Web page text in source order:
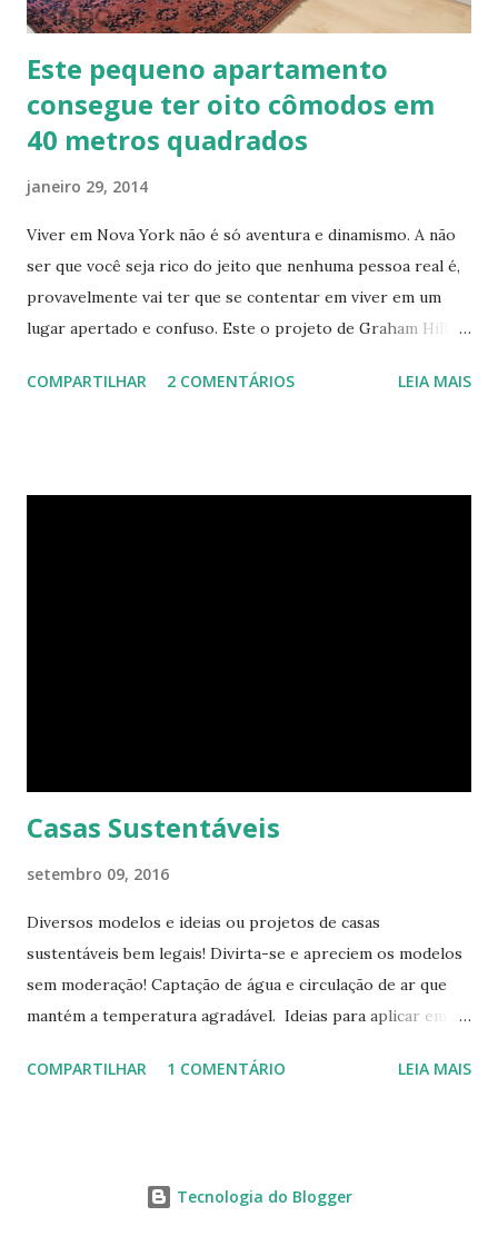
Este pequeno apartamento
consegue ter oito cômodos em
40 metros quadrados
janeiro 29, 2014
Viver em Nova York não é só aventura e dinamismo. A não
ser que você seja rico do jeito que nenhuma pessoa real é,
provavelmente vai ter que se contentar em viver em um
lugar apertado e confuso. Este o projeto de Graham Hill,
o apartamento ideal de Nova York – um com pouco espaço,
c...
COMPARTILHAR 2 COMENTÁRIOS LEIA MAIS
Casas Sustentáveis
setembro 09, 2016
Diversos modelos e ideias ou projetos de casas
sustentáveis bem legais! Divirta-se e apreciem os modelos
sem moderação! Captação de água e circulação de ar que
mantém a temperatura agradável. Ideias para aplicar em
obrigatoriedade em alguns países! Este modelo apresenta
COMPARTILHAR 1 COMENTÁRIO LEIA MAIS
Tecnologia do Blogger